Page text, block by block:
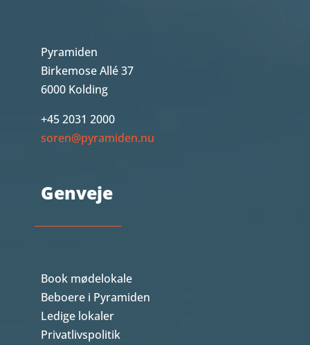
Pyramiden
Birkemose Allé 37
6000 Kolding
+45 2031 2000
soren@pyramiden.nu
Genveje
Book mødelokale
Beboere i Pyramiden
Ledige lokaler
Privatlivspolitik